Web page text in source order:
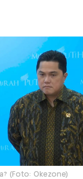
(Foto: Okezone)